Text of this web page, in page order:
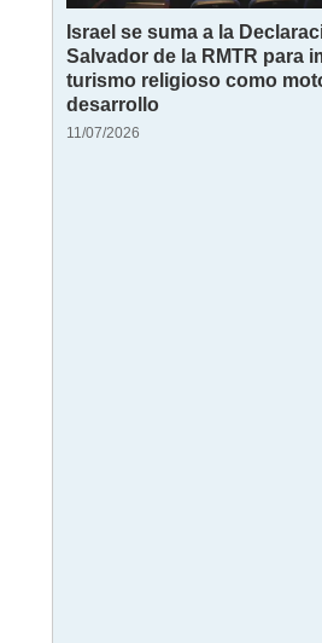
Israel se suma a la
Salvador de la RMTR para
turismo religioso como
desarrollo
11/07/2026